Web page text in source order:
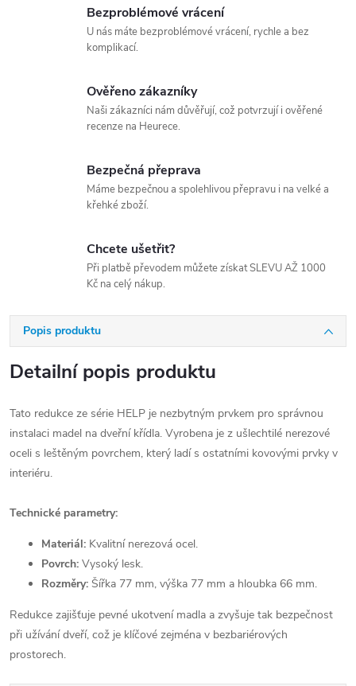
Bezproblémové vrácení
U nás máte bezproblémové vrácení, rychle a bez
komplikací.
Ověřeno zákazníky
Naši zákazníci nám důvěřují, což potvrzují i ověřené
recenze na Heurece.
Bezpečná přeprava
Máme bezpečnou a spolehlivou přepravu i na velké a
křehké zboží.
Chcete ušetřit?
Při platbě převodem můžete získat SLEVU AŽ 1000
Kč na celý nákup.
Popis produktu
Detailní popis produktu
Tato redukce ze série HELP je nezbytným prvkem pro správnou
instalaci madel na dveřní křídla. Vyrobena je z ušlechtilé nerezové
oceli s leštěným povrchem, který ladí s ostatními kovovými prvky v
interiéru.
Technické parametry:
Materiál: Kvalitní nerezová ocel.
Povrch: Vysoký lesk.
Rozměry: Šířka 77 mm, výška 77 mm a hloubka 66 mm.
Redukce zajišťuje pevné ukotvení madla a zvyšuje tak bezpečnost
při užívání dveří, což je klíčové zejména v bezbariérových
prostorech.